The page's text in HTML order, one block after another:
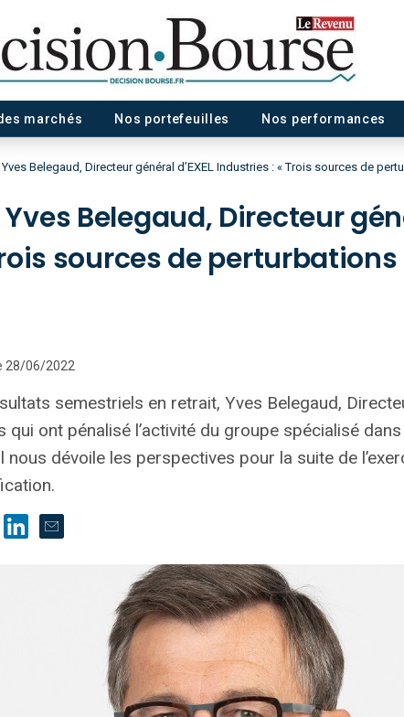
marchés Nos portefeuilles Nos performances
Belegaud, Directeur général d’EXEL Industries : « Trois sources de
Belegaud, Directeur
sources de
28/06/2022
semestriels en retrait, Yves Belegaud,
ont pénalisé l’activité du groupe spécialisé
nous dévoile les perspectives pour la suite de